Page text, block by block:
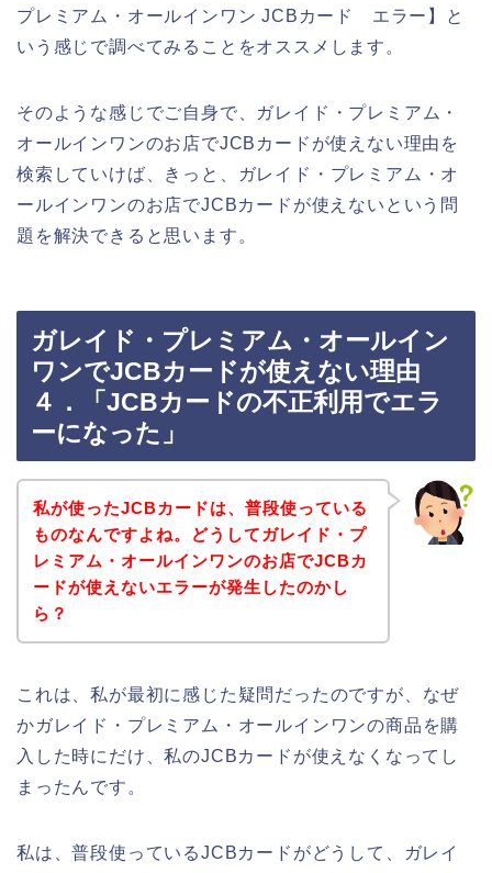
プレミアム・オールインワン JCBカード エラー】と
いう感じで調べてみることをオススメします。
そのような感じでご自身で、ガレイド・プレミアム・
オールインワンのお店でJCBカードが使えない理由を
検索していけば、きっと、ガレイド・プレミアム・オ
ールインワンのお店でJCBカードが使えないという問
題を解決できると思います。
ガレイド・プレミアム・オールイン
ワンでJCBカードが使えない理由
４．「JCBカードの不正利用でエラ
ーになった」
私が使ったJCBカードは、普段使っている
ものなんですよね。どうしてガレイド・プ
レミアム・オールインワンのお店でJCBカ
ードが使えないエラーが発生したのかし
ら？
これは、私が最初に感じた疑問だったのですが、なぜ
かガレイド・プレミアム・オールインワンの商品を購
入した時にだけ、私のJCBカードが使えなくなってし
まったんです。
私は、普段使っているJCBカードがどうして、ガレイ